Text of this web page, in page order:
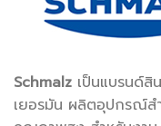
Schmalz เป็นแบรนด์สิ
เยอรมัน ผลิตอุปกรณ์ส